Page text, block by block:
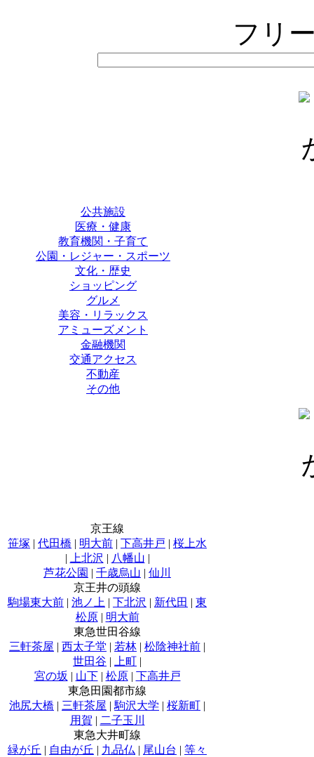
フリ
公共施設
医療・健康
教育機関・子育て
公園・レジャー・スポーツ
文化・歴史
ショッピング
グルメ
美容・リラックス
アミューズメント
金融機関
交通アクセス
不動産
その他
京王線
笹塚 | 代田橋 | 明大前 | 下高井戸 | 桜上水
|
上北沢 | 八幡山 |
芦花公園 | 千歳烏山 | 仙川
京王井の頭線
駒場東大前 | 池ノ上 | 下北沢 | 新代田 | 東
松原| 明大前
東急世田谷線
三軒茶屋 | 西太子堂 | 若林 | 松陰神社前 |
世田谷 | 上町 |
宮の坂 | 山下| 松原| 下高井戸
東急田園都市線
池尻大橋 | 三軒茶屋 | 駒沢大学 | 桜新町 |
用賀 | 二子玉川
東急大井町線
緑が丘 | 自由が丘 | 九品仏 | 尾山台 | 等々